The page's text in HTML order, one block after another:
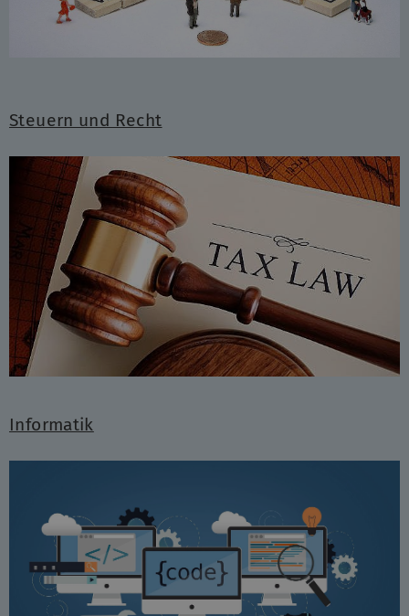
Steuern und Recht
Informatik